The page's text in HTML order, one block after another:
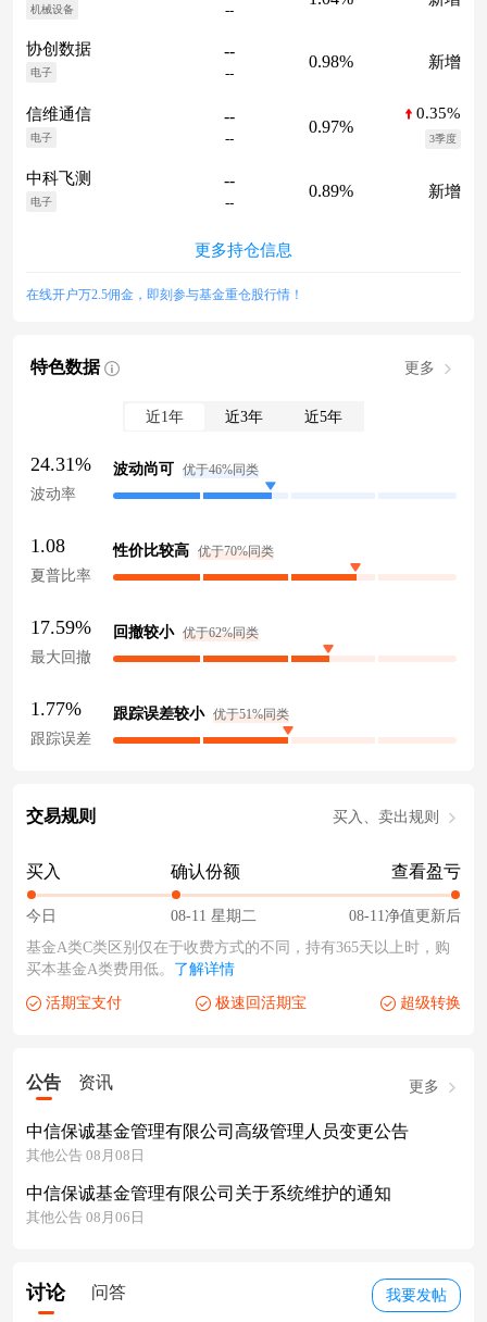
机械设备 --
协创数据
电子
--
--
0.98% 新增
信维通信
电子
--
--
0.97%
0.35%
3季度
中科飞测
电子
--
--
0.89% 新增
更多持仓信息
在线开户万2.5佣金，即刻参与基金重仓股行情！
特色数据 更多
近1年 近3年 近5年
24.31%
波动率
波动尚可 优于46%同类
1.08
夏普比率
性价比较高 优于70%同类
17.59%
最大回撤
回撤较小 优于62%同类
1.77%
跟踪误差
跟踪误差较小 优于51%同类
交易规则 买入、卖出规则
买入
今日
确认份额
08-11 星期二
查看盈亏
08-11净值更新后
基金A类C类区别仅在于收费方式的不同，持有365天以上时，购
买本基金A类费用低。 了解详情
活期宝支付 极速回活期宝 超级转换
公告 资讯 更多
中信保诚基金管理有限公司高级管理人员变更公告
其他公告 08月08日
中信保诚基金管理有限公司关于系统维护的通知
其他公告 08月06日
我要发帖
讨论 问答